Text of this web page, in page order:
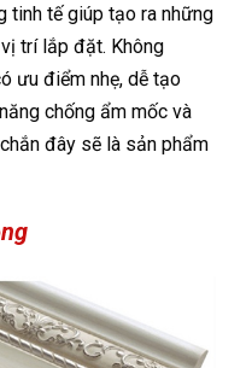
tinh tế giúp tạo ra những
trí lắp đặt. Không
ưu điểm nhẹ, dễ tạo
chống ẩm mốc và
đây sẽ là sản phẩm